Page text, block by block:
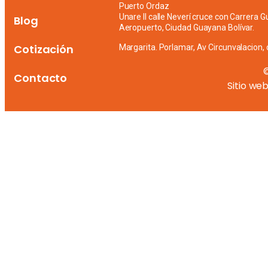
Blog
Cotización
Contacto
Puerto Ordaz
Unare II calle Neverí cruce con Carrera
Aeropuerto, Ciudad Guayana Bolívar.
Margarita. Porlamar, Av Circunvalacion,
Sitio